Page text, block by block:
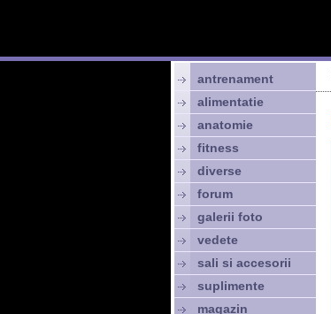
antrenament
alimentatie
anatomie
fitness
diverse
forum
galerii foto
vedete
sali si accesorii
suplimente
magazin